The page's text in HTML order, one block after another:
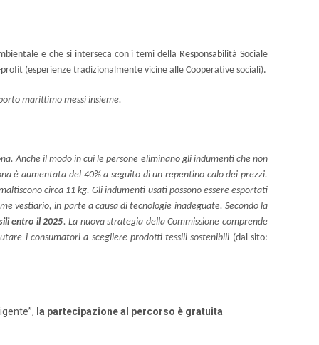
e che si interseca con i temi della Responsabilità Sociale
(esperienze tradizionalmente vicine alle Cooperative sociali).
marittimo messi insieme.
Anche il modo in cui le persone eliminano gli indumenti che non
è aumentata del 40% a seguito di un repentino calo dei prezzi.
circa 11 kg. Gli indumenti usati possono essere esportati
vestiario, in parte a causa di tecnologie inadeguate. Secondo la
entro il 2025. La nuova strategia della Commissione comprende
i consumatori a scegliere prodotti tessili sostenibili (dal sito:
la partecipazione al percorso è gratuita